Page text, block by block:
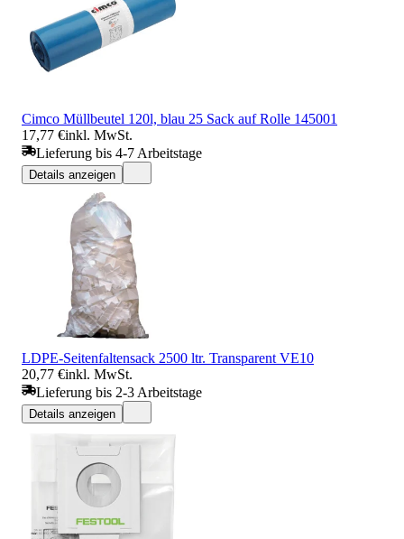
Cimco Müllbeutel 120l, blau 25 Sack auf Rolle 145001
17,77 €inkl. MwSt.
Lieferung bis 4-7 Arbeitstage
Details anzeigen
LDPE-Seitenfaltensack 2500 ltr. Transparent VE10
20,77 €inkl. MwSt.
Lieferung bis 2-3 Arbeitstage
Details anzeigen